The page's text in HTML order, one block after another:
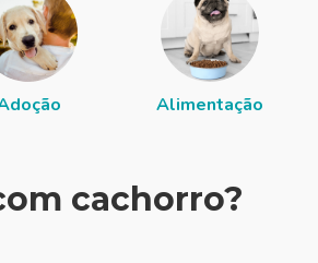
Alimentação
cachorro?